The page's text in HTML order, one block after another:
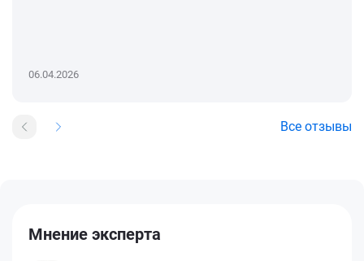
06.04.2026
Все отзывы
Мнение эксперта